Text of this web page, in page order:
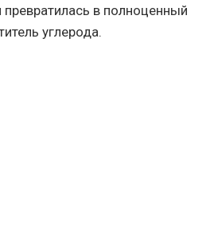
в полноценный
углерода.